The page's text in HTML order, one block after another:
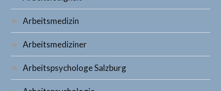
Arbeitsmedizin
Arbeitsmediziner
Arbeitspsychologe Salzburg